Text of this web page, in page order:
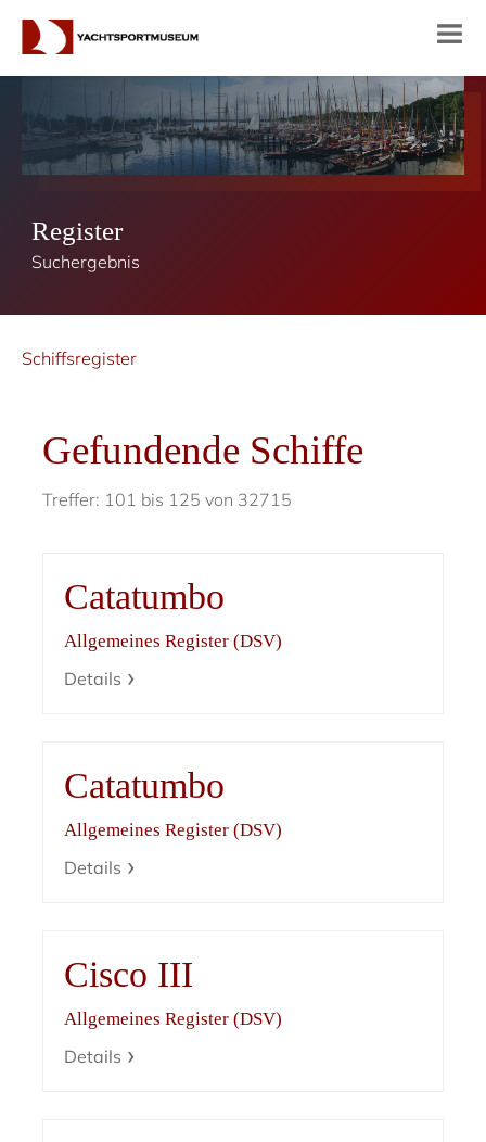
Register
Suchergebnis
Schiffsregister
Gefundende Schiffe
Treffer: 101 bis 125 von 32715
Catatumbo
Allgemeines Register (DSV)
Details
Catatumbo
Allgemeines Register (DSV)
Details
Cisco III
Allgemeines Register (DSV)
Details